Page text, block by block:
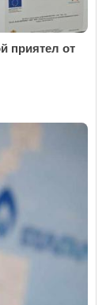
приятел от